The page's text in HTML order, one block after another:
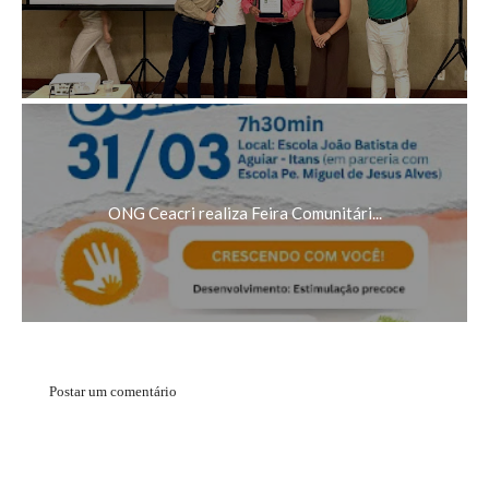
ONG Ceacri realiza Feira Comunitári...
Postar um comentário